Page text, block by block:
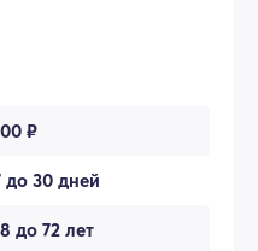
₽
до 30 дней
до 72 лет